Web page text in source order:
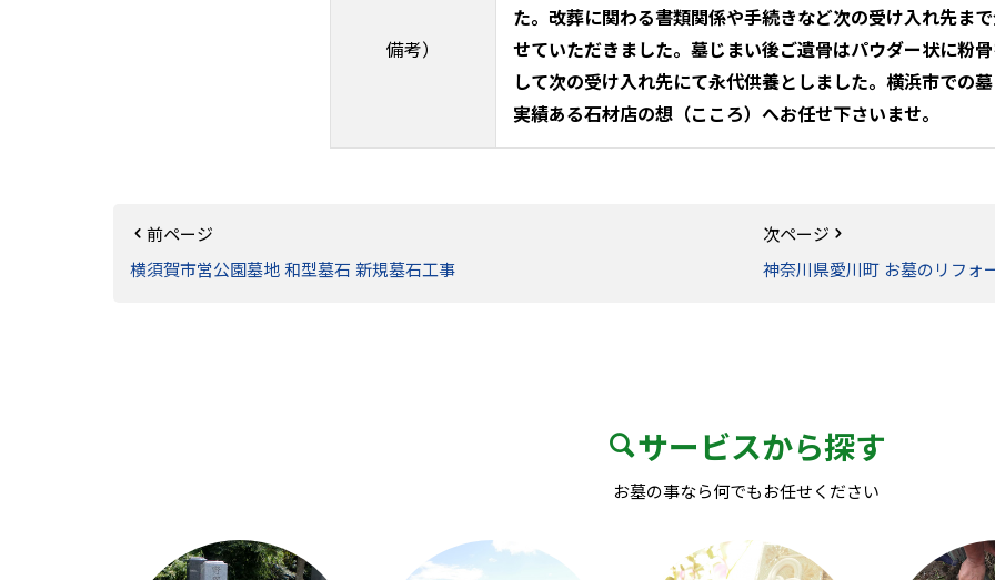
備考）
た。改葬に関わる書類関係や手続きなど次の受け入れ先ま
せていただきました。墓じまい後ご遺骨はパウダー状に粉
して次の受け入れ先にて永代供養としました。横浜市での
実績ある石材店の想（こころ）へお任せ下さいませ。
前ページ
横須賀市営公園墓地 和型墓石 新規墓石工事
次ページ
神奈川県愛川町 お墓のリフォ
サービスから探す
お墓の事なら何でもお任せください